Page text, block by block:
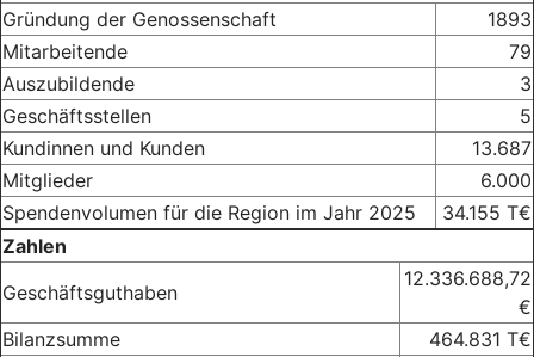
Gründung der Genossenschaft
1893
Mitarbeitende
79
Auszubildende
3
Geschäftsstellen
5
Kundinnen und Kunden
13.687
Mitglieder
6.000
Spendenvolumen für die Region im Jahr 2025
34.155 T€
Zahlen
Geschäftsguthaben
12.336.688,72
€
Bilanzsumme
464.831 T€